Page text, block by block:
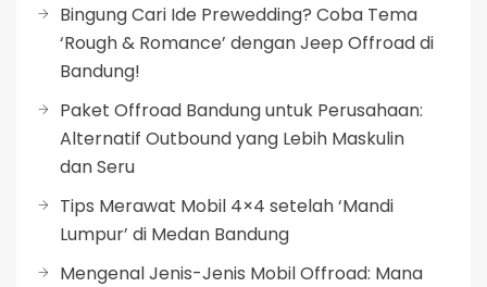
Bingung Cari Ide Prewedding? Coba Tema
‘Rough & Romance’ dengan Jeep Offroad di
Bandung!
Paket Offroad Bandung untuk Perusahaan:
Alternatif Outbound yang Lebih Maskulin
dan Seru
Tips Merawat Mobil 4×4 setelah ‘Mandi
Lumpur’ di Medan Bandung
Mengenal Jenis-Jenis Mobil Offroad: Mana